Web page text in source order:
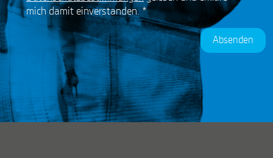
e
e
n
m
e
R
A
e
e
n
t
*
mich damit einverstanden.*
Absenden